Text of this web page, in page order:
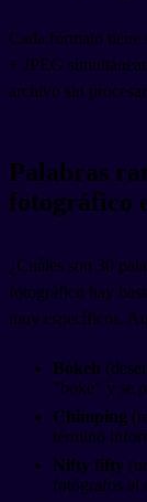
Cada formato tiene
+ JPEG
archivo sin
Palabras
fotográfico
¿Cuáles son 30
fotográfico hay
muy específicos.
Bokeh
"boke" y se
Chimping
término
Nifty fifty
fotógrafos al